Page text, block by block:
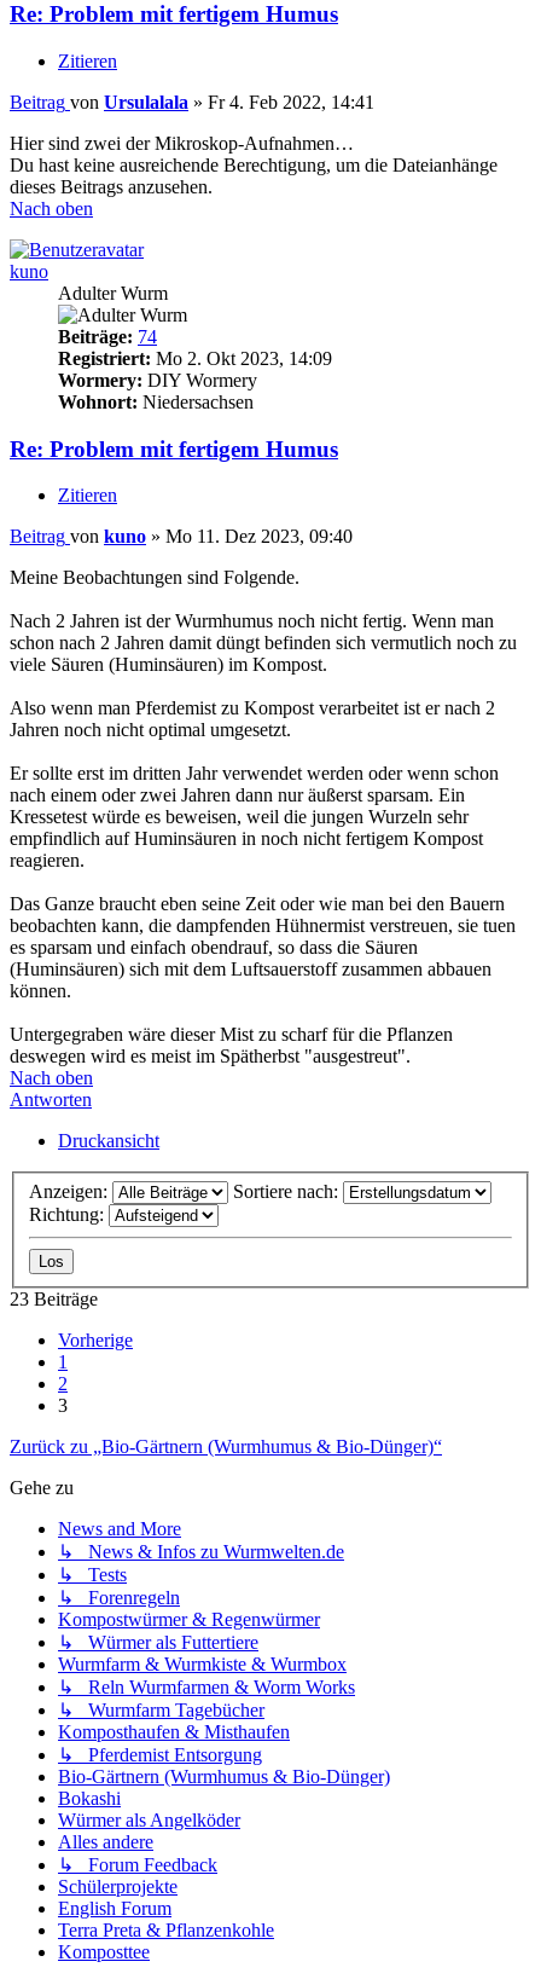
Re: Problem mit fertigem Humus
Zitieren
Beitrag von Ursulalala » Fr 4. Feb 2022, 14:41
Hier sind zwei der Mikroskop-Aufnahmen…
Du hast keine ausreichende Berechtigung, um die Dateianhänge
dieses Beitrags anzusehen.
Nach oben
kuno
Adulter Wurm
Beiträge: 74
Registriert: Mo 2. Okt 2023, 14:09
Wormery: DIY Wormery
Wohnort: Niedersachsen
Re: Problem mit fertigem Humus
Zitieren
Beitrag von kuno » Mo 11. Dez 2023, 09:40
Meine Beobachtungen sind Folgende.
Nach 2 Jahren ist der Wurmhumus noch nicht fertig. Wenn man
schon nach 2 Jahren damit düngt befinden sich vermutlich noch zu
viele Säuren (Huminsäuren) im Kompost.
Also wenn man Pferdemist zu Kompost verarbeitet ist er nach 2
Jahren noch nicht optimal umgesetzt.
Er sollte erst im dritten Jahr verwendet werden oder wenn schon
nach einem oder zwei Jahren dann nur äußerst sparsam. Ein
Kressetest würde es beweisen, weil die jungen Wurzeln sehr
empfindlich auf Huminsäuren in noch nicht fertigem Kompost
reagieren.
Das Ganze braucht eben seine Zeit oder wie man bei den Bauern
beobachten kann, die dampfenden Hühnermist verstreuen, sie tuen
es sparsam und einfach obendrauf, so dass die Säuren
(Huminsäuren) sich mit dem Luftsauerstoff zusammen abbauen
können.
Untergegraben wäre dieser Mist zu scharf für die Pflanzen
deswegen wird es meist im Spätherbst "ausgestreut".
Nach oben
Antworten
Druckansicht
Anzeigen:
Sortiere nach:
Richtung:
23 Beiträge
Vorherige
1
2
3
Zurück zu „Bio-Gärtnern (Wurmhumus & Bio-Dünger)“
Gehe zu
News and More
↳ News & Infos zu Wurmwelten.de
↳ Tests
↳ Forenregeln
Kompostwürmer & Regenwürmer
↳ Würmer als Futtertiere
Wurmfarm & Wurmkiste & Wurmbox
↳ Reln Wurmfarmen & Worm Works
↳ Wurmfarm Tagebücher
Komposthaufen & Misthaufen
↳ Pferdemist Entsorgung
Bio-Gärtnern (Wurmhumus & Bio-Dünger)
Bokashi
Würmer als Angelköder
Alles andere
↳ Forum Feedback
Schülerprojekte
English Forum
Terra Preta & Pflanzenkohle
Komposttee